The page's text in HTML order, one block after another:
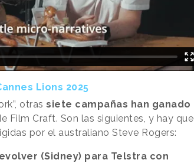
Lions 2025
otras siete campañas han ganado
Film Craft. Son las siguientes, y hay que
por el australiano Steve Rogers:
(Sidney) para Telstra con